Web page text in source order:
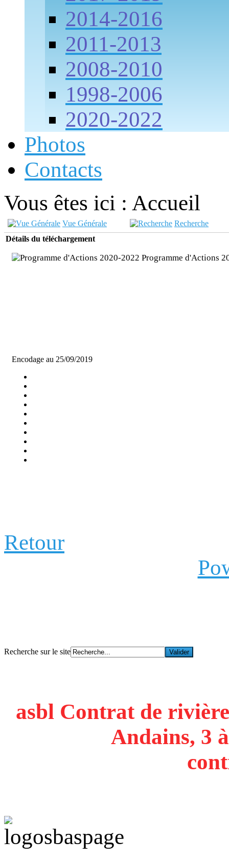
2014-2016
2011-2013
2008-2010
1998-2006
2020-2022
Photos
Contacts
Vous êtes ici : Accueil
Vue Générale
Recherche
Détails du téléchargement
Programme d'Actions
Encodage au 25/09/2019
Retour
Recherche sur le site
asbl Contrat de
Andains, 3